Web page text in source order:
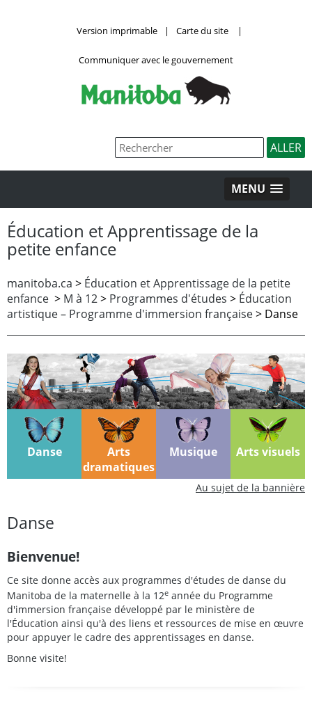
Version imprimable | Carte du site |
Communiquer avec le gouvernement
MENU
Éducation et Apprentissage de la
petite enfance
manitoba.ca > Éducation et Apprentissage de la petite
enfance > M à 12> Programmes d'études > Éducation
artistique – Programme d'immersion française> Danse
Danse
Arts
dramatiques
Musique Arts visuels
Au sujet de la bannière
Danse
Bienvenue!
Ce site donne accès aux programmes d'études de danse du
Manitoba de la maternelle à la 12e année du Programme
d'immersion française développé par le ministère de
l'Éducation ainsi qu'à des liens et ressources de mise en œuvre
pour appuyer le cadre des apprentissages en danse.
Bonne visite!